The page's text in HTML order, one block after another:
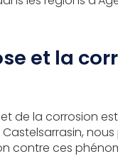
et la
de la corrosion
contre ces